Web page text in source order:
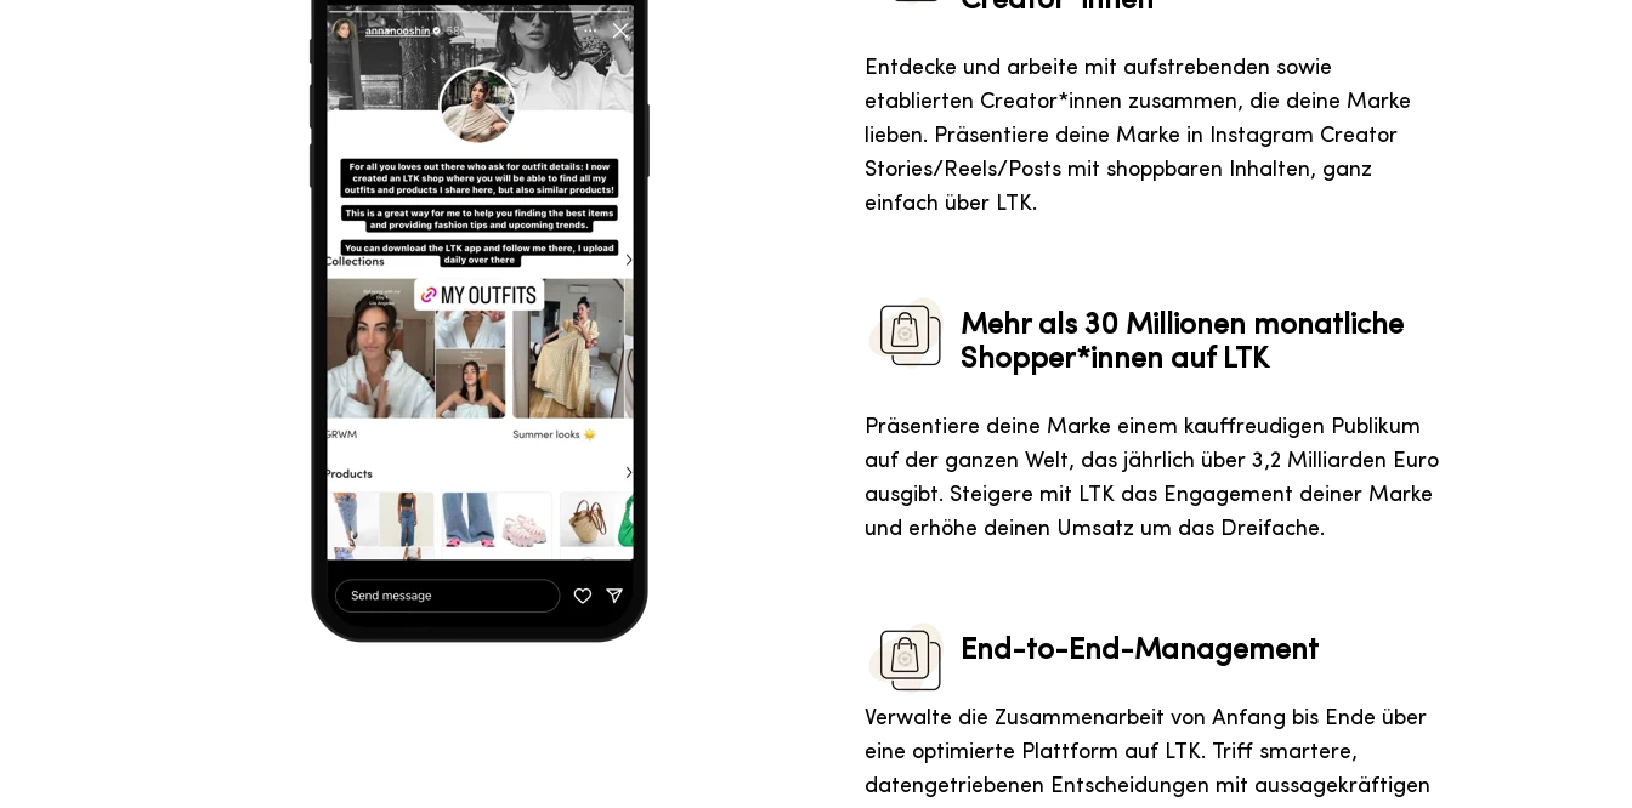
Entdecke und arbeite mit aufstrebenden sowie
etablierten Creator*innen zusammen, die deine Marke
lieben. Präsentiere deine Marke in Instagram Creator
Stories/Reels/Posts mit shoppbaren Inhalten, ganz
einfach über LTK.
Mehr als 30 Millionen monatliche
Shopper*innen auf LTK
Präsentiere deine Marke einem kauffreudigen Publikum
auf der ganzen Welt, das jährlich über 3,2 Milliarden Euro
ausgibt. Steigere mit LTK das Engagement deiner Marke
und erhöhe deinen Umsatz um das Dreifache.
End-to-End-Management
Verwalte die Zusammenarbeit von Anfang bis Ende über
eine optimierte Plattform auf LTK. Triff smartere,
datengetriebenen Entscheidungen mit aussagekräftigen